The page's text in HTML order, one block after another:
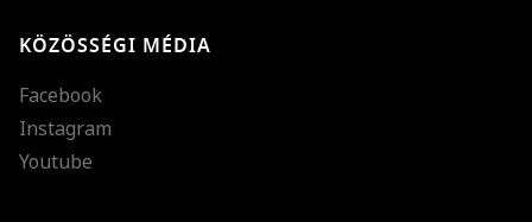
KÖZÖSSÉGI MÉDIA
Facebook
Instagram
Youtube